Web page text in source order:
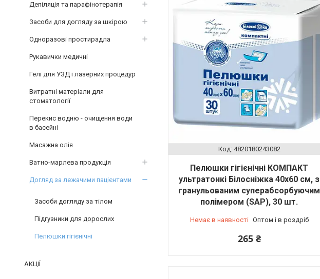
4820180243082
Пелюшки гігієнічні КОМПАКТ
ультратонкі Білосніжка 40х60 см, з
гранульованим суперабсорбуючим
полімером (SAP), 30 шт.
Немає в наявності Оптом і в роздріб
265 ₴
Депіляція та парафінотерапія
Засоби для догляду за шкірою
Одноразові простирадла
Рукавички медичні
Гелі для УЗД і лазерних процедур
Витратні матеріали для
стоматології
Перекис водню - очищення води
в басейні
Масажна олія
Ватно-марлева продукція
Догляд за лежачими пацієнтами
Засоби догляду за тілом
Підгузники для дорослих
Пелюшки гігієнічні
АКЦІЇ